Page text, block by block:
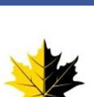
ИХ ГОВЬ ЭНЕРЖИ ХХК
уул уурхайн компани